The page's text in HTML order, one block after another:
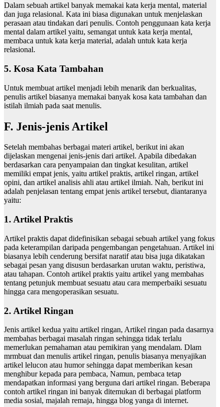
Dalam sebuah artikel banyak memakai kata kerja mental, material
dan juga relasional. Kata ini biasa digunakan untuk menjelaskan
perasaan atau tindakan dari penulis. Contoh penggunaan kata kerja
mental dalam artikel yaitu, semangat untuk kata kerja mental,
membaca untuk kata kerja material, adalah untuk kata kerja
relasional.
5. Kosa Kata Tambahan
Untuk membuat artikel menjadi lebih menarik dan berkualitas,
penulis artikel biasanya memakai banyak kosa kata tambahan dan
istilah ilmiah pada saat menulis.
F. Jenis-jenis Artikel
Setelah membahas berbagai materi artikel, berikut ini akan
dijelaskan mengenai jenis-jenis dari artikel. Apabila dibedakan
berdasarkan cara penyampaian dan tingkat kesulitan, artikel
memiliki empat jenis, yaitu artikel praktis, artikel ringan, artikel
opini, dan artikel analisis ahli atau artikel ilmiah. Nah, berikut ini
adalah penjelasan tentang empat jenis artikel tersebut, diantaranya
yaitu:
1. Artikel Praktis
Artikel praktis dapat didefinisikan sebagai sebuah artikel yang fokus
pada keterampilan daripada pengembangan pengetahuan. Artikel ini
biasanya lebih cenderung bersifat naratif atau bisa juga dikatakan
sebagai pesan yang disusun berdasarkan urutan waktu, peristiwa,
atau tahapan. Contoh artikel praktis yaitu artikel yang membahas
tentang petunjuk membuat sesuatu atau cara memperbaiki sesuatu
hingga cara mengoperasikan sesuatu.
2. Artikel Ringan
Jenis artikel kedua yaitu artikel ringan, Artikel ringan pada dasarnya
membahas berbagai masalah ringan sehingga tidak terlalu
memerlukan pemahaman atau pemikiran yang mendalam. Dlam
mrmbuat dan menulis artikel ringan, penulis biasanya menyajikan
artikel lelucon atau humor sehingga dapat memberikan kesan
menghibur kepada para pembaca, Namun, pembaca tetap
mendapatkan informasi yang berguna dari artikel ringan. Beberapa
contoh artikel ringan ini banyak ditemukan di berbagai platform
media sosial, majalah remaja, hingga blog yanga di internet.